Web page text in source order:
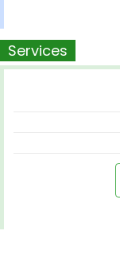
Services